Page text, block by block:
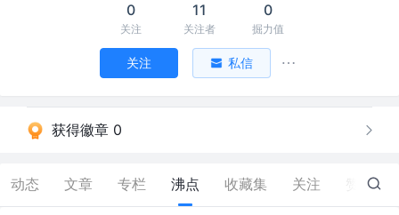
0
关注
11
关注者
0
掘力值
关注 私信
获得徽章 0
动态 文章 专栏 沸点 收藏集 关注 1